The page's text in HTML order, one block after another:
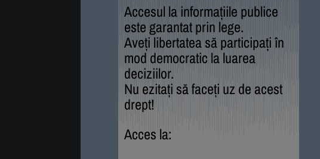
Accesul la informațiile publice
este garantat prin lege.
Aveți libertatea să participați în
mod democratic la luarea
deciziilor.
Nu ezitați să faceți uz de acest
drept!
Acces la: